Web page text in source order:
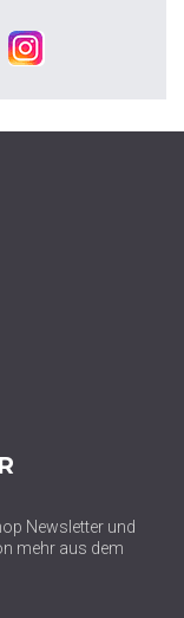
Instagram
Newsletter und
mehr aus dem